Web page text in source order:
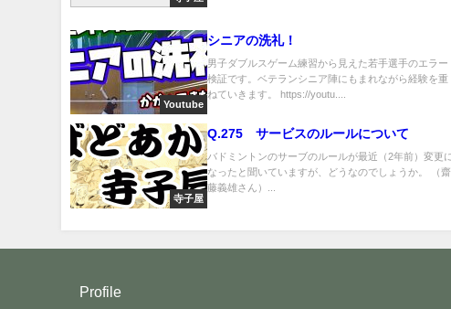
Youtube
シニアの洗礼！
男子ダブルスゲーム練習から見えた若手選手のエラー
検証です。ベテランシニア陣にもまれながら経験を重
ねていきます。 https://youtu....
寺子屋
Q.275 サービスのルールについて
バドミントンのサーブのルールが最近（2年前）変更に
なったと聞いていますが、どうなのでしょうか。 （齋
藤義雄さん）...
Profile